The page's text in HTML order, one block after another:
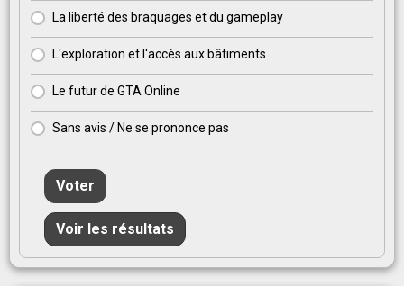
La liberté des braquages et du gameplay
L'exploration et l'accès aux bâtiments
Le futur de GTA Online
Sans avis / Ne se prononce pas
Voter
Voir les résultats